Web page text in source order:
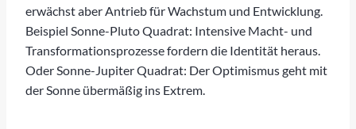
erwächst aber Antrieb für Wachstum und Entwicklung.
Beispiel Sonne-Pluto Quadrat: Intensive Macht- und
Transformationsprozesse fordern die Identität heraus.
Oder Sonne-Jupiter Quadrat: Der Optimismus geht mit
der Sonne übermäßig ins Extrem.